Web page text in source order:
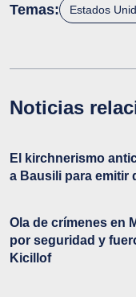
Temas: Estados
Noticias
El kirchnerismo
a Bausili para emitir
Ola de crímenes en
por seguridad y
Kicillof